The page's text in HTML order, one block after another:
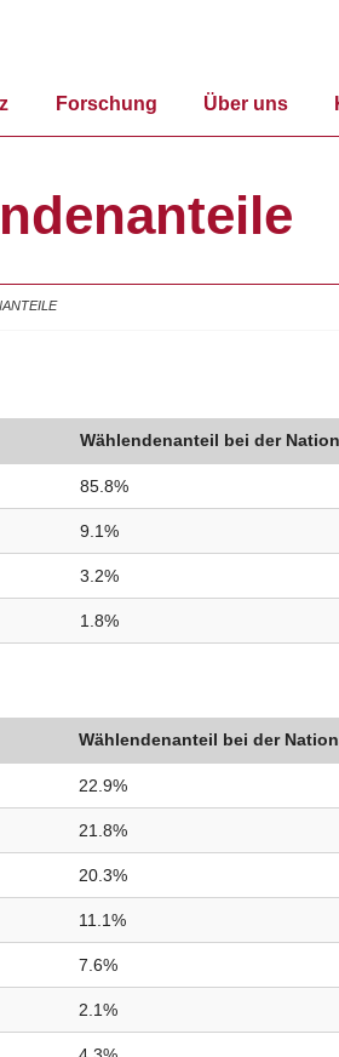
Forschung Über uns
Wählendenanteil bei der
85.8%
9.1%
3.2%
1.8%
Wählendenanteil bei der
22.9%
21.8%
20.3%
11.1%
7.6%
2.1%